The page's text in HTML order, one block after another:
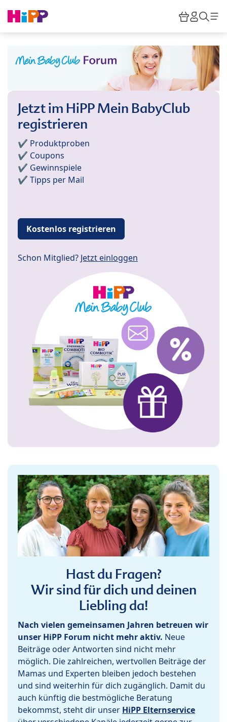
HiPP
Jetzt im HiPP Mein BabyClub
registrieren
✔️ Produktproben
✔️ Coupons
✔️ Gewinnspiele
✔️ Tipps per Mail
Kostenlos registrieren
Schon Mitglied? Jetzt einloggen
Hast du Fragen?
Wir sind für dich und deinen
Liebling da!
Nach vielen gemeinsamen Jahren betreuen wir
unser HiPP Forum nicht mehr aktiv. Neue
Beiträge oder Antworten sind nicht mehr
möglich. Die zahlreichen, wertvollen Beiträge der
Mamas und Experten bleiben jedoch bestehen
und sind weiterhin für dich zugänglich. Damit du
auch künftig die bestmögliche Beratung
bekommst, steht dir unser HiPP Elternservice